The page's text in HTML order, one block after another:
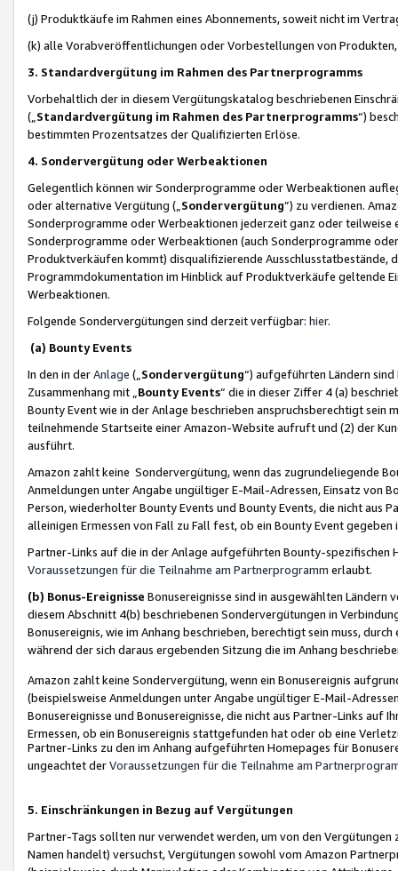
(j) Produktkäufe im Rahmen eines Abonnements, soweit nicht im
(k) alle Vorabveröffentlichungen oder Vorbestellungen von
3. Standardvergütung im Rahmen des Partnerprogramms
Vorbehaltlich der in diesem Vergütungskatalog beschriebenen
(„ Standardvergütung im Rahmen des Partnerprogramms“)
bestimmten Prozentsatzes der Qualifizierten Erlöse.
4. Sondervergütung oder Werbeaktionen
Gelegentlich können wir Sonderprogramme oder Werbeaktionen
oder alternative Vergütung („ Sondervergütung”) zu verdienen.
Sonderprogramme oder Werbeaktionen jederzeit ganz oder
Sonderprogramme oder Werbeaktionen (auch Sonderprogramme
Produktverkäufen kommt) disqualifizierende Ausschlusstatbestände,
Programmdokumentation im Hinblick auf Produktverkäufe geltende
Werbeaktionen.
Folgende Sondervergütungen sind derzeit verfügbar: hier.
(a) Bounty Events
In den in derAnlage („ Sondervergütung“) aufgeführten Ländern
Zusammenhang mit „ Bounty Events“ die in dieser Ziffer 4 (a)
Bounty Event wie in der Anlage beschrieben anspruchsberechtigt sein
teilnehmende Startseite einer Amazon-Website aufruft und (2) der
ausführt.
Amazon zahlt keine Sondervergütung, wenn das zugrundeliegende
Anmeldungen unter Angabe ungültiger E-Mail-Adressen, Einsatz von
Person, wiederholter Bounty Events und Bounty Events, die nicht
alleinigen Ermessen von Fall zu Fall fest, ob ein Bounty Event
Partner-Links auf die in der Anlage aufgeführten Bounty-spezifischen
Voraussetzungen für die Teilnahme am Partnerprogramm erlaubt.
(b) Bonus-Ereignisse Bonusereignisse sind in ausgewählten Ländern
diesem Abschnitt 4(b) beschriebenen Sondervergütungen in
Bonusereignis, wie im Anhang beschrieben, berechtigt sein muss,
während der sich daraus ergebenden Sitzung die im Anhang
Amazon zahlt keine Sondervergütung, wenn ein Bonusereignis
(beispielsweise Anmeldungen unter Angabe ungültiger E-Mail-
Bonusereignisse und Bonusereignisse, die nicht aus Partner-Links auf
Ermessen, ob ein Bonusereignis stattgefunden hat oder ob eine
Partner-Links zu den im Anhang aufgeführten Homepages für
ungeachtet derVoraussetzungen für die Teilnahme am
5. Einschränkungen in Bezug auf Vergütungen
Partner-Tags sollten nur verwendet werden, um von den
Namen handelt) versuchst, Vergütungen sowohl vom Amazon